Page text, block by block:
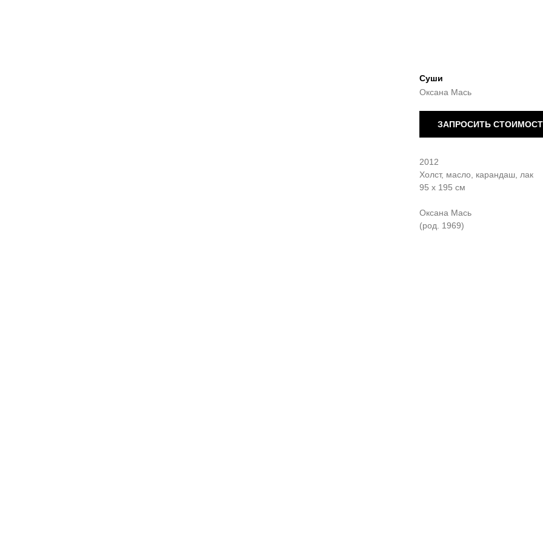
Суши
Оксана Мась
ЗАПРОСИТЬ
2012
Холст, масло, карандаш, лак
95 х 195 см
Оксана Мась
(род. 1969)